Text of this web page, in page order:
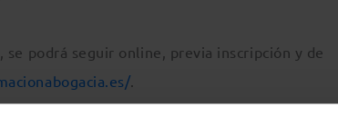
se podrá seguir online, previa inscripción y de
.